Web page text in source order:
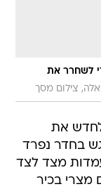
לשחרר את
צילום מסך
לחדש את
בחדר נפרד
מצד לצד
מצרי בכיר